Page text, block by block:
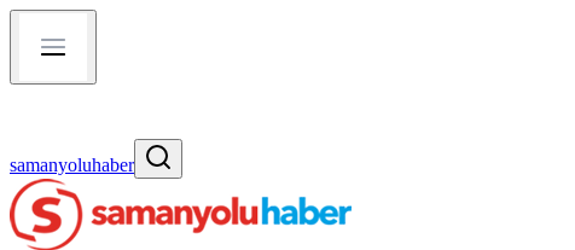
samanyoluhaber